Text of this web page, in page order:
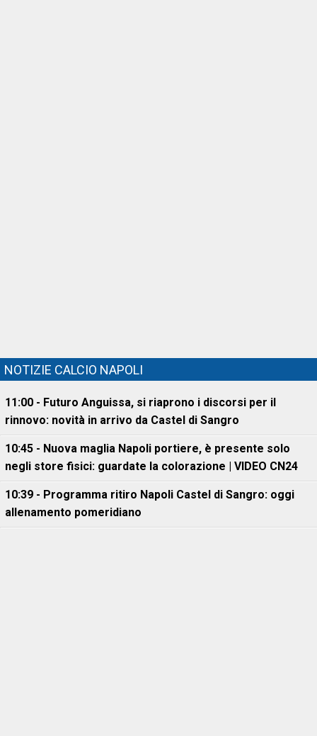
NOTIZIE CALCIO NAPOLI
11:00 - Futuro Anguissa, si riaprono i discorsi per il
rinnovo: novità in arrivo da Castel di Sangro
10:45 - Nuova maglia Napoli portiere, è presente solo
negli store fisici: guardate la colorazione | VIDEO CN24
10:39 - Programma ritiro Napoli Castel di Sangro: oggi
allenamento pomeridiano